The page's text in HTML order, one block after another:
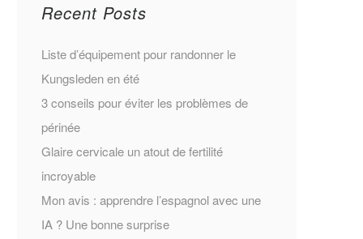
Recent Posts
Liste d’équipement pour randonner le
Kungsleden en été
3 conseils pour éviter les problèmes de
périnée
Glaire cervicale un atout de fertilité
incroyable
Mon avis : apprendre l’espagnol avec une
IA ? Une bonne surprise